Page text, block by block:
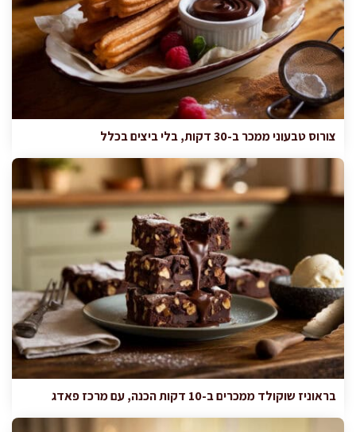
צורוס טבעוני ממכר ב-30 דקות, בלי ביצים בכלל
בראוניז שוקולד ממכרים ב-10 דקות הכנה, עם מרכז פאדג